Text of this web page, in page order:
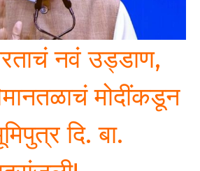
नवं उड्डाण,
मोदींकडून
दि. बा.